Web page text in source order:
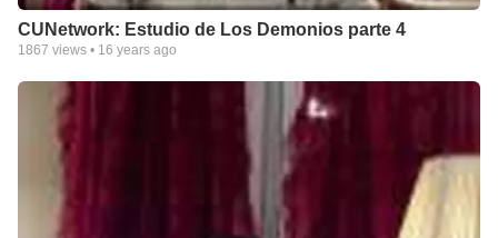
CUNetwork: Estudio de Los Demonios parte 4
1867 views • 16 years ago